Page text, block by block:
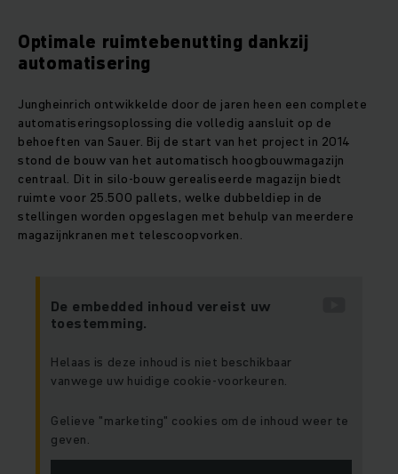
Optimale ruimtebenutting dankzij
automatisering
Jungheinrich ontwikkelde door de jaren heen een complete
automatiseringsoplossing die volledig aansluit op de
behoeften van Sauer. Bij de start van het project in 2014
stond de bouw van het automatisch hoogbouwmagazijn
centraal. Dit in silo-bouw gerealiseerde magazijn biedt
ruimte voor 25.500 pallets, welke dubbeldiep in de
stellingen worden opgeslagen met behulp van meerdere
magazijnkranen met telescoopvorken.
De embedded inhoud vereist uw
toestemming.
Helaas is deze inhoud is niet beschikbaar
vanwege uw huidige cookie-voorkeuren.
Gelieve "marketing" cookies om de inhoud weer te
geven.